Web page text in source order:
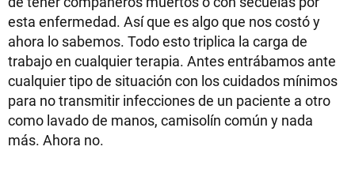
esta enfermedad. Así que es algo que nos costó y
ahora lo sabemos. Todo esto triplica la carga de
trabajo en cualquier terapia. Antes entrábamos ante
cualquier tipo de situación con los cuidados mínimos
para no transmitir infecciones de un paciente a otro
como lavado de manos, camisolín común y nada
más. Ahora no.